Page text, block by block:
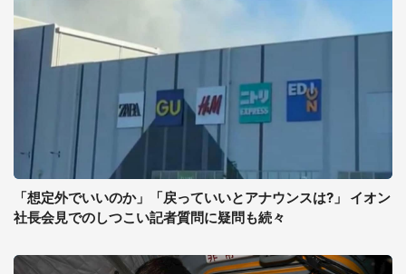
「想定外でいいのか」「戻っていいとアナウンスは?」 イオン
社長会見でのしつこい記者質問に疑問も続々